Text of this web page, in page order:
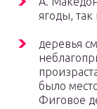
ягоды,
деревья
было
Фиговое